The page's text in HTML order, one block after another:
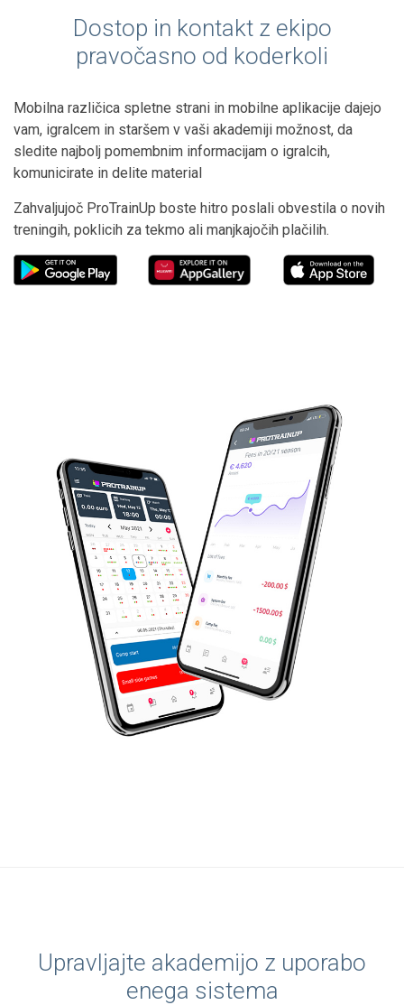
Dostop in kontakt z ekipo
pravočasno od koderkoli
Mobilna različica spletne strani in mobilne aplikacije dajejo
vam, igralcem in staršem v vaši akademiji možnost, da
sledite najbolj pomembnim informacijam o igralcih,
komunicirate in delite material
Zahvaljujoč ProTrainUp boste hitro poslali obvestila o novih
treningih, poklicih za tekmo ali manjkajočih plačilih.
Upravljajte akademijo z uporabo
enega sistema